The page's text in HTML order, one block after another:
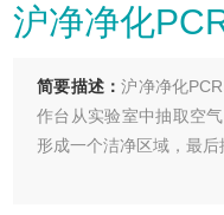
沪净净化
简要描述：沪净净化
作台从实验室中抽取空
形成一个洁净区域，最后